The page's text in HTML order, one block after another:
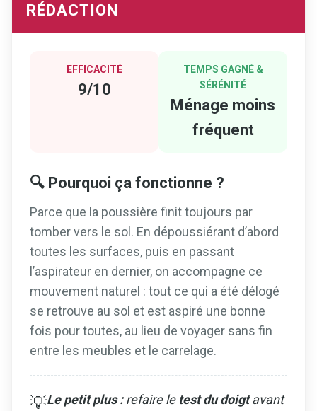
RÉDACTION
EFFICACITÉ
9/10
TEMPS GAGNÉ &
SÉRÉNITÉ
Ménage moins
fréquent
🔍 Pourquoi ça fonctionne ?
Parce que la poussière finit toujours par
tomber vers le sol. En dépoussiérant d’abord
toutes les surfaces, puis en passant
l’aspirateur en dernier, on accompagne ce
mouvement naturel : tout ce qui a été délogé
se retrouve au sol et est aspiré une bonne
fois pour toutes, au lieu de voyager sans fin
entre les meubles et le carrelage.
💡Le petit plus :refaire le test du doigtavant